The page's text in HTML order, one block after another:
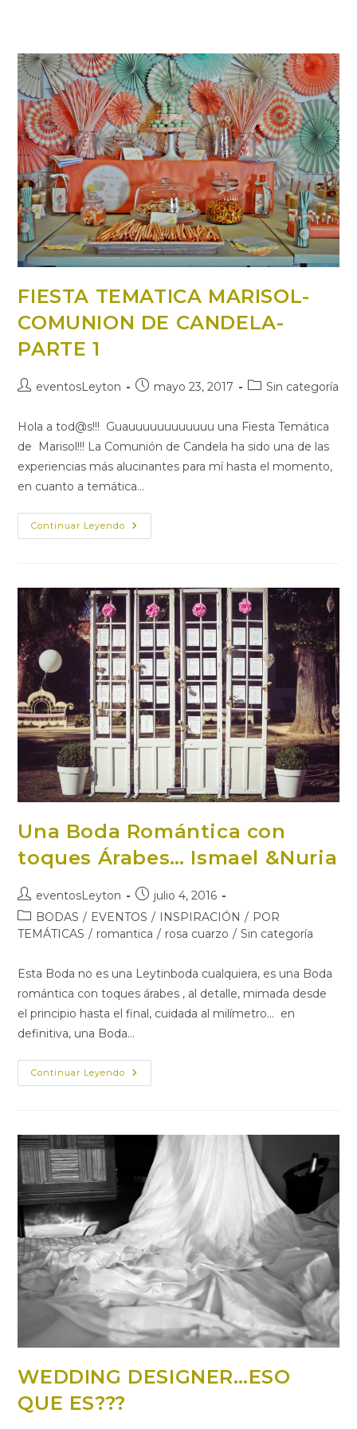
FIESTA TEMATICA MARISOL-
COMUNION DE CANDELA-
PARTE 1
Autor
la
entrada:
eventosLeyton
Publicación
entrada:
mayo 23, 2017
Categoría
la
entrada:
Sin categoría
Hola a tod@s!!! Guauuuuuuuuuuuu una Fiesta Temática
de Marisol!!! La Comunión de Candela ha sido una de las
experiencias más alucinantes para mí hasta el momento,
en cuanto a temática…
Continuar Leyendo FIESTA
TEMATICA
PARTE
Una Boda Romántica con
toques Árabes… Ismael &Nuria
Autor
de
la
eventosLeyton
Publicación
de
la
entrada:
julio 4, 2016
Categoría
de
BODAS / EVENTOS / INSPIRACIÓN / POR
TEMÁTICAS / romantica / rosa cuarzo / Sin categoría
Esta Boda no es una Leytinboda cualquiera, es una Boda
romántica con toques árabes , al detalle, mimada desde
el principio hasta el final, cuidada al milímetro... en
definitiva, una Boda…
Continuar Leyendo Una
Boda
Ismael
&Nuria
WEDDING DESIGNER…ESO
QUE ES???